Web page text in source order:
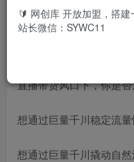
5天线上实操直播课程
直播带货风口下，你是
想通过巨量千川稳定流
想通过巨量千川撬动自
🔰 网创库 开放加盟，搭
站长微信：SYWC11